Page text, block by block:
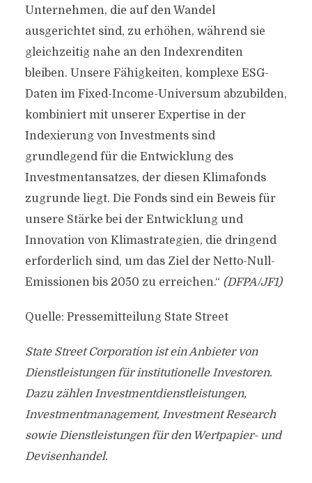
Unternehmen, die auf den Wandel
ausgerichtet sind, zu erhöhen, während sie
gleichzeitig nahe an den Indexrenditen
bleiben. Unsere Fähigkeiten, komplexe ESG-
Daten im Fixed-Income-Universum abzubilden,
kombiniert mit unserer Expertise in der
Indexierung von Investments sind
grundlegend für die Entwicklung des
Investmentansatzes, der diesen Klimafonds
zugrunde liegt. Die Fonds sind ein Beweis für
unsere Stärke bei der Entwicklung und
Innovation von Klimastrategien, die dringend
erforderlich sind, um das Ziel der Netto-Null-
Emissionen bis 2050 zu erreichen.“ (DFPA/JF1)
Quelle: Pressemitteilung State Street
State Street Corporation ist ein Anbieter von
Dienstleistungen für institutionelle Investoren.
Dazu zählen Investmentdienstleistungen,
Investmentmanagement, Investment Research
sowie Dienstleistungen für den Wertpapier- und
Devisenhandel.